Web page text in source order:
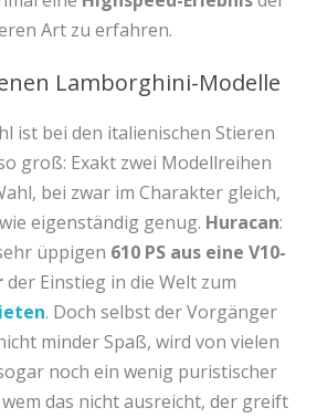
Art zu erfahren.
Lamborghini-Modelle
ist bei den italienischen Stieren
groß: Exakt zwei Modellreihen
bei zwar im Charakter gleich,
eigenständig genug. Huracan:
üppigen 610 PS aus eine V10-
der Einstieg in die Welt zum
. Doch selbst der Vorgänger
minder Spaß, wird von vielen
noch ein wenig puristischer
das nicht ausreicht, der greift